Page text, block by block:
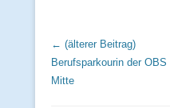
Beitrags Übersicht
← (älterer Beitrag)
Berufsparkourin der OBS
Mitte